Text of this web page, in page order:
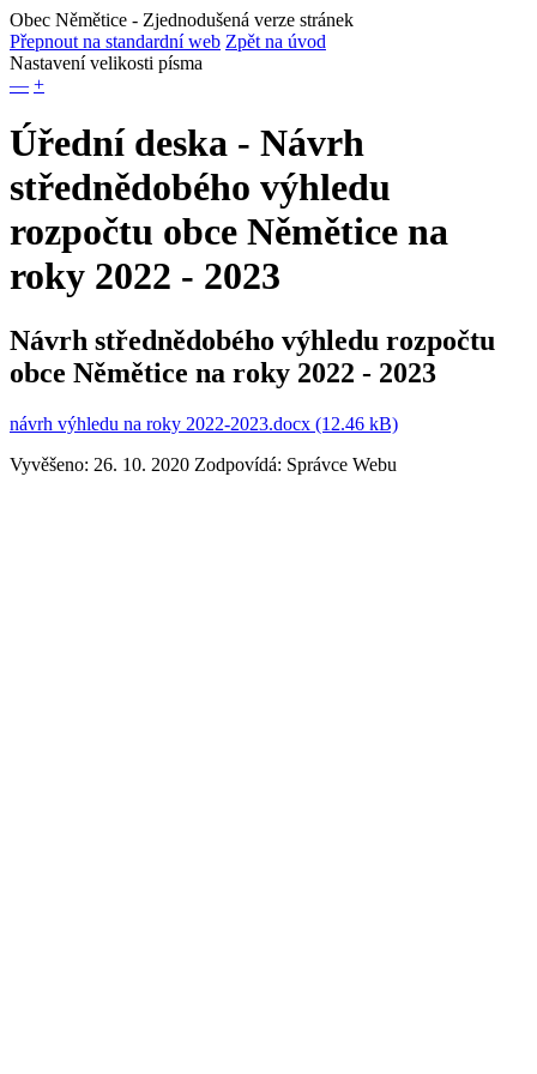
Obec Němětice - Zjednodušená verze stránek
Přepnout na standardní web Zpět na úvod
Nastavení velikosti písma
— +
Úřední deska - Návrh
střednědobého výhledu
rozpočtu obce Němětice na
roky 2022 - 2023
Návrh střednědobého výhledu rozpočtu
obce Němětice na roky 2022 - 2023
návrh výhledu na roky 2022-2023.docx (12.46 kB)
Vyvěšeno: 26. 10. 2020 Zodpovídá: Správce Webu